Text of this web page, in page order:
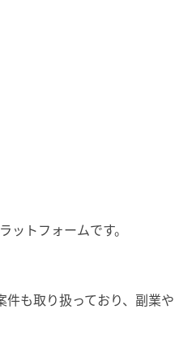
トフォームです。
も取り扱っており、副業や